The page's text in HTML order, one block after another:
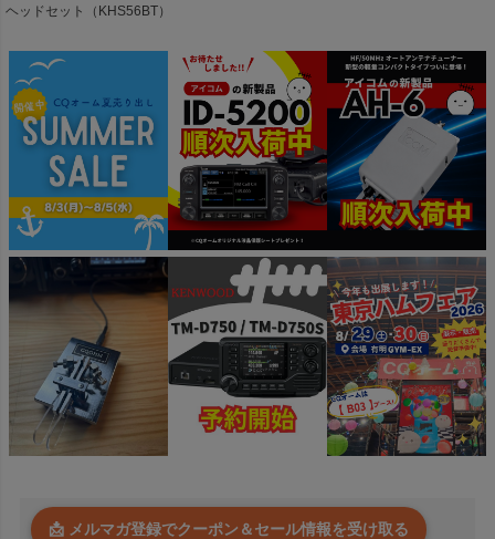
ヘッドセット（KHS56BT）
📩 メルマガ登録でクーポン＆セール情報を受け取る